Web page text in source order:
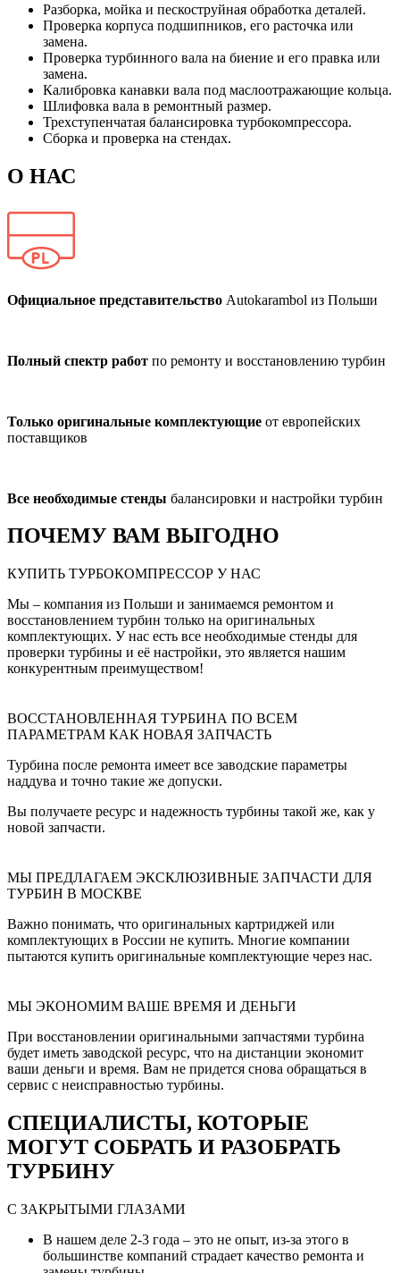
Разборка, мойка и пескоструйная обработка деталей.
Проверка корпуса подшипников, его расточка или
замена.
Проверка турбинного вала на биение и его правка или
замена.
Калибровка канавки вала под маслоотражающие кольца.
Шлифовка вала в ремонтный размер.
Трехступенчатая балансировка турбокомпрессора.
Сборка и проверка на стендах.
О НАС
Официальное представительство Autokarambol из Польши
Полный спектр работ по ремонту и восстановлению турбин
Только оригинальные комплектующие от европейских
поставщиков
Все необходимые стенды балансировки и настройки турбин
ПОЧЕМУ ВАМ ВЫГОДНО
КУПИТЬ ТУРБОКОМПРЕССОР У НАС
Мы – компания из Польши и занимаемся ремонтом и
восстановлением турбин только на оригинальных
комплектующих. У нас есть все необходимые стенды для
проверки турбины и её настройки, это является нашим
конкурентным преимуществом!
ВОССТАНОВЛЕННАЯ ТУРБИНА ПО ВСЕМ
ПАРАМЕТРАМ КАК НОВАЯ ЗАПЧАСТЬ
Турбина после ремонта имеет все заводские параметры
наддува и точно такие же допуски.
Вы получаете ресурс и надежность турбины такой же, как у
новой запчасти.
МЫ ПРЕДЛАГАЕМ ЭКСКЛЮЗИВНЫЕ ЗАПЧАСТИ ДЛЯ
ТУРБИН В МОСКВЕ
Важно понимать, что оригинальных картриджей или
комплектующих в России не купить. Многие компании
пытаются купить оригинальные комплектующие через нас.
МЫ ЭКОНОМИМ ВАШЕ ВРЕМЯ И ДЕНЬГИ
При восстановлении оригинальными запчастями турбина
будет иметь заводской ресурс, что на дистанции экономит
ваши деньги и время. Вам не придется снова обращаться в
сервис с неисправностью турбины.
СПЕЦИАЛИСТЫ, КОТОРЫЕ
МОГУТ СОБРАТЬ И РАЗОБРАТЬ
ТУРБИНУ
С ЗАКРЫТЫМИ ГЛАЗАМИ
В нашем деле 2-3 года – это не опыт, из-за этого в
большинстве компаний страдает качество ремонта и